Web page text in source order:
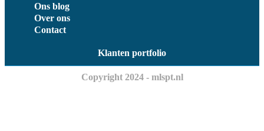
Ons blog
Over ons
Contact
Klanten portfolio
Copyright 2024 - mlspt.nl